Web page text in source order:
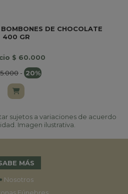
DE CHOCOLATE
400 GR
$ 60.000
- 20%
sujetos a variaciones de acuerdo
Imagen ilustrativa.
MÁS
• Nosotros
Fúnebres